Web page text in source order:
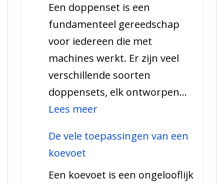
je
weten!
Een doppenset is een
fundamenteel gereedschap
voor iedereen die met
machines werkt. Er zijn veel
verschillende soorten
doppensets, elk ontworpen…
Lees meer:
informatie
een
De vele toepassingen van een
koevoet
Een koevoet is een ongelooflijk